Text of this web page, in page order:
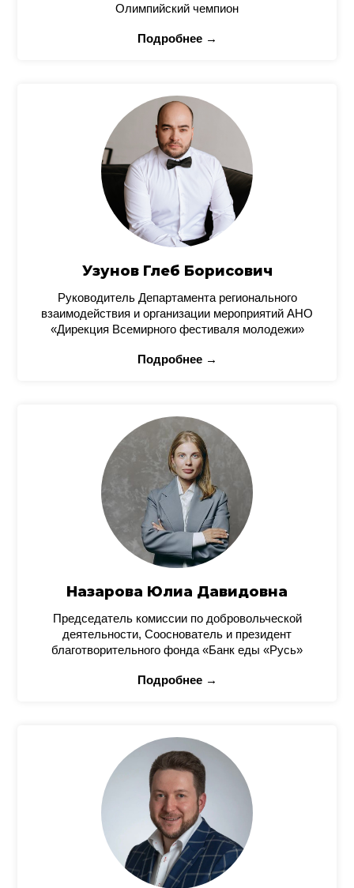
Олимпийский чемпион
Подробнее →
Узунов Глеб Борисович
Руководитель Департамента регионального
взаимодействия и организации мероприятий АНО
«Дирекция Всемирного фестиваля молодежи»
Подробнее →
Назарова Юлиа Давидовна
Председатель комиссии по добровольческой
деятельности, Сооснователь и президент
благотворительного фонда «Банк еды «Русь»
Подробнее →